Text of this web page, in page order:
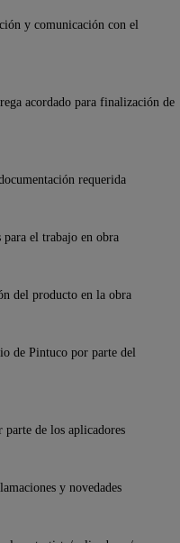
y comunicación con el
acordado para finalización de
requerida
para el trabajo en obra
del producto en la obra
de Pintuco por parte del
de los aplicadores
y novedades